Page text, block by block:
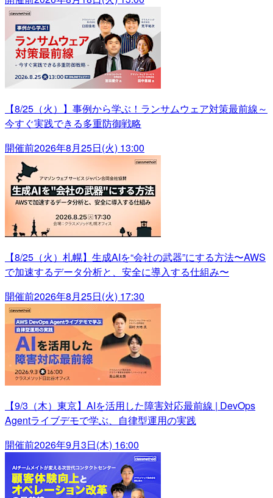
【8/25（火）】事例から学ぶ！ランサムウェア対策最前線～
今すぐ実践できる多重防御戦略
開催前2026年8月25日(火) 13:00
【8/25（火）札幌】生成AIを“会社の武器”にする方法〜AWS
で加速するデータ分析と、安全に導入する仕組み〜
開催前2026年8月25日(火) 17:30
【9/3（木）東京】AIを活用した障害対応最前線 | DevOps
Agentライブデモで学ぶ、自律型運用の実践
開催前2026年9月3日(木) 16:00